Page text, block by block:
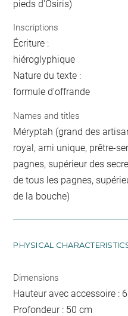
pieds d'Osiris)
Inscriptions
Écriture :
hiéroglyphique
Nature du texte :
formule d'offrande
Names and titles
Méryptah (grand des
royal, ami unique, prêtre-
pagnes, supérieur des
de tous les pagnes,
de la bouche)
PHYSICAL
Dimensions
Hauteur avec accessoire :
Profondeur : 50 cm